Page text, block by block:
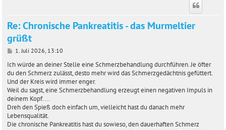
Re: Chronische Pankreatitis - das Murmeltier
grüßt
B
i
t
a
g
1. Juli 2026, 13:10
Ich würde an deiner Stelle eine Schmerzbehandlung durchführen. Je öfter
du den Schmerz zulässt, desto mehr wird das Schmerzgedächtnis gefüttert.
Und der Kreis wird immer enger.
Weil du sagst, eine Schmerzbehandlung erzeugt einen negativen Impuls in
deinem Kopf....
Dreh den Spieß doch einfach um, vielleicht hast du danach mehr
Lebensqualität.
Die chronische Pankreatitis hast du sowieso, den dauerhaften Schmerz